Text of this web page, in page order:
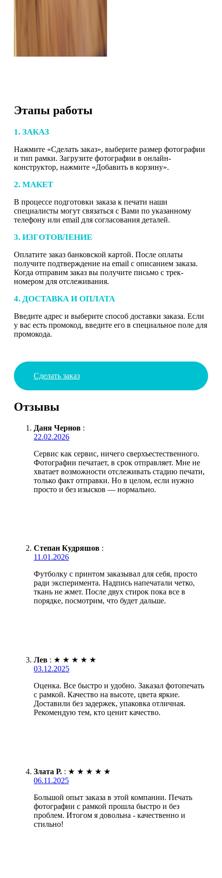
Этапы работы
1. ЗАКАЗ
Нажмите «Сделать заказ», выберите размер фотографии
и тип рамки. Загрузите фотографии в онлайн-
конструктор, нажмите «Добавить в корзину».
2. МАКЕТ
В процессе подготовки заказа к печати наши
специалисты могут связаться с Вами по указанному
телефону или email для согласования деталей.
3. ИЗГОТОВЛЕНИЕ
Оплатите заказ банковской картой. После оплаты
получите подтверждение на email с описанием заказа.
Когда отправим заказ вы получите письмо с трек-
номером для отслеживания.
4. ДОСТАВКА И ОПЛАТА
Введите адрес и выберите способ доставки заказа. Если
у вас есть промокод, введите его в специальное поле для
промокода.
Сделать заказ
Отзывы
Даня Чернов :
22.02.2026
Сервис как сервис, ничего сверхъестественного.
Фотографии печатает, в срок отправляет. Мне не
хватает возможности отслеживать стадию печати,
только факт отправки. Но в целом, если нужно
просто и без изысков — нормально.
Степан Кудряшов :
11.01.2026
Футболку с принтом заказывал для себя, просто
ради эксперимента. Надпись напечатали четко,
ткань не жмет. После двух стирок пока все в
порядке, посмотрим, что будет дальше.
Лев : ★ ★ ★ ★ ★
03.12.2025
Оценка. Все быстро и удобно. Заказал фотопечать
с рамкой. Качество на высоте, цвета яркие.
Доставили без задержек, упаковка отличная.
Рекомендую тем, кто ценит качество.
Злата Р. : ★ ★ ★ ★ ★
06.11.2025
Большой опыт заказа в этой компании. Печать
фотографии с рамкой прошла быстро и без
проблем. Итогом я довольна - качественно и
стильно!